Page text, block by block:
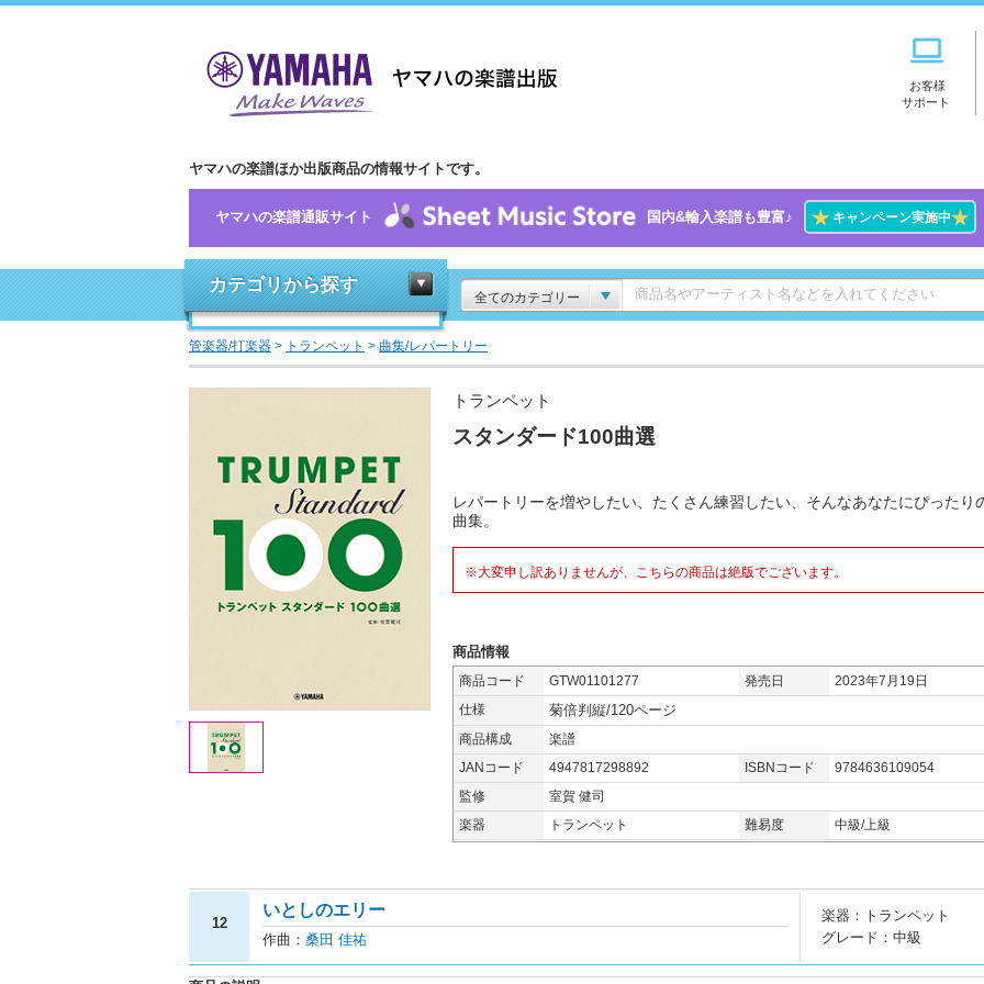
お客様
サポート
ヤマハの楽譜ほか出版商品の情報サイトです。
ヤマハの楽譜通販サイト 国内&輸入楽譜も豊富♪ ★キャンペーン実施中★
カテゴリから探す
全てのカテゴリー
管楽器/打楽器 > トランペット > 曲集/レパートリー
トランペット
スタンダード100曲選
レパートリーを増やしたい、たくさん練習したい、そんなあなたにぴったり
曲集。
※大変申し訳ありませんが、こちらの商品は絶版でございます。
商品情報
商品コード GTW01101277 発売日
2023年7月19日
仕様
菊倍判縦/120ページ
商品構成
楽譜
JANコード
4947817298892 ISBNコード
9784636109054
監修
室賀 健司
楽器
トランペット 難易度 中級/上級
12
いとしのエリー
作曲： 桑田 佳祐
楽器：トランペット
グレード：中級